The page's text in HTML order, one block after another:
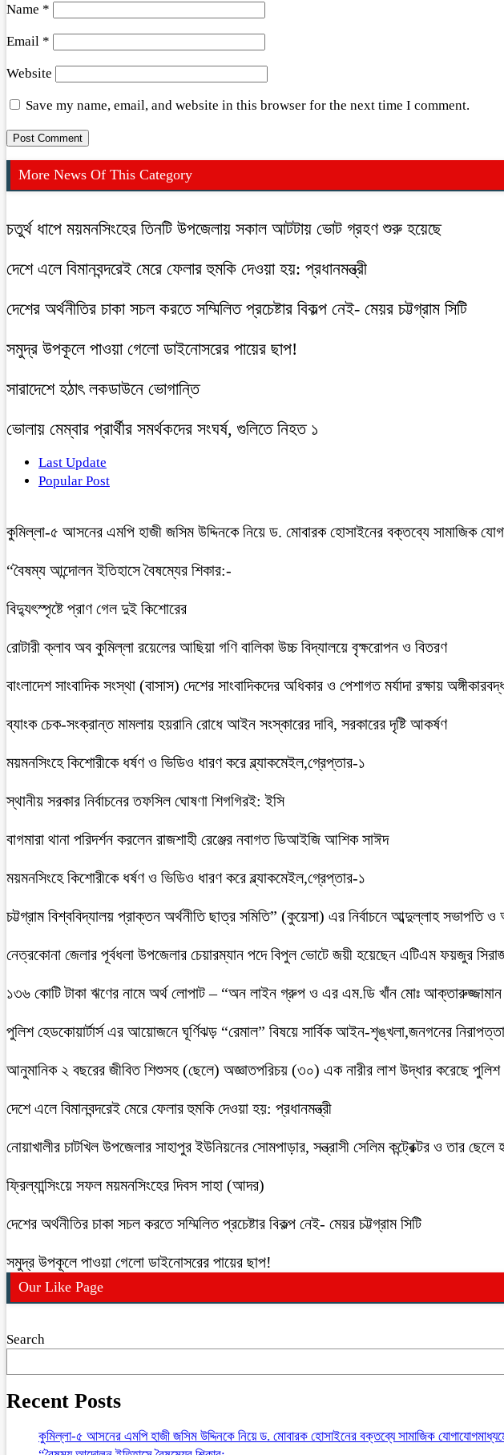
Name *
Email *
Website
Save my name, email, and website in this browser for the next time I comment.
More News Of This Category
চতুর্থ ধাপে ময়মনসিংহের তিনটি উপজেলায় সকাল আটটায় ভোট গ্রহণ শুরু হয়েছে
দেশে এলে বিমানবন্দরেই মেরে ফেলার হুমকি দেওয়া হয়: প্রধানমন্ত্রী
দেশের অর্থনীতির চাকা সচল করতে সম্মিলিত প্রচেষ্টার বিকল্প নেই- মেয়র চট্টগ্রাম সিটি
সমুদ্র উপকূলে পাওয়া গেলো ডাইনোসরের পায়ের ছাপ!
সারাদেশে হঠাৎ লকডাউনে ভোগান্তি
ভোলায় মেম্বার প্রার্থীর সমর্থকদের সংঘর্ষ, গুলিতে নিহত ১
Last Update
Popular Post
কুমিল্লা-৫ আসনের এমপি হাজী জসিম উদ্দিনকে নিয়ে ড. মোবারক হোসাইনের বক্তব্যে সামাজিক
“বৈষম্য আন্দোলন ইতিহাসে বৈষম্যের শিকার:-
বিদ্যুৎস্পৃষ্টে প্রাণ গেল দুই কিশোরের
রোটারী ক্লাব অব কুমিল্লা রয়েলের আছিয়া গণি বালিকা উচ্চ বিদ্যালয়ে বৃক্ষরোপন ও বিতরণ
বাংলাদেশ সাংবাদিক সংস্থা (বাসাস) দেশের সাংবাদিকদের অধিকার ও পেশাগত মর্যাদা রক্ষায়
ব্যাংক চেক-সংক্রান্ত মামলায় হয়রানি রোধে আইন সংস্কারের দাবি, সরকারের দৃষ্টি আকর্ষণ
ময়মনসিংহে কিশোরীকে ধর্ষণ ও ভিডিও ধারণ করে ব্ল্যাকমেইল,গ্রেপ্তার-১
স্থানীয় সরকার নির্বাচনের তফসিল ঘোষণা শিগগিরই: ইসি
বাগমারা থানা পরিদর্শন করলেন রাজশাহী রেঞ্জের নবাগত ডিআইজি আশিক সাঈদ
ময়মনসিংহে কিশোরীকে ধর্ষণ ও ভিডিও ধারণ করে ব্ল্যাকমেইল,গ্রেপ্তার-১
চট্টগ্রাম বিশ্ববিদ্যালয় প্রাক্তন অর্থনীতি ছাত্র সমিতি” (কুয়েসা) এর নির্বাচনে আব্দুল্লাহ সভাপতি
নেত্রকোনা জেলার পূর্বধলা উপজেলার চেয়ারম্যান পদে বিপুল ভোটে জয়ী হয়েছেন এটিএম ফয়জুর
১৩৬ কোটি টাকা ঋণের নামে অর্থ লোপাট – “অন লাইন গ্রুপ ও এর এম.ডি খাঁন মোঃ
পুলিশ হেডকোয়ার্টার্স এর আয়োজনে ঘূর্ণিঝড় “রেমাল” বিষয়ে সার্বিক আইন-শৃঙ্খলা,জনগনের
আনুমানিক ২ বছরের জীবিত শিশুসহ (ছেলে) অজ্ঞাতপরিচয় (৩০) এক নারীর লাশ উদ্ধার করেছে
দেশে এলে বিমানবন্দরেই মেরে ফেলার হুমকি দেওয়া হয়: প্রধানমন্ত্রী
নোয়াখালীর চাটখিল উপজেলার সাহাপুর ইউনিয়নের সোমপাড়ার, সন্ত্রাসী সেলিম কন্ট্রেক্টর ও তার
ফ্রিল্যান্সিংয়ে সফল ময়মনসিংহের দিবস সাহা (আদর)
দেশের অর্থনীতির চাকা সচল করতে সম্মিলিত প্রচেষ্টার বিকল্প নেই- মেয়র চট্টগ্রাম সিটি
সমুদ্র উপকূলে পাওয়া গেলো ডাইনোসরের পায়ের ছাপ!
Our Like Page
Search
Recent Posts
কুমিল্লা-৫ আসনের এমপি হাজী জসিম উদ্দিনকে নিয়ে ড. মোবারক হোসাইনের বক্তব্যে সামাজিক